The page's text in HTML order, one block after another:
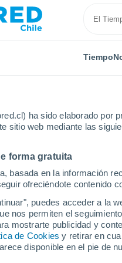
ha sido elaborado por
sitio web mediante las
forma gratuita
basada en la información
ofreciéndote contenido
puedes acceder a la
nos permiten el
mostrarte publicidad y
de Cookies y retirar en
disponible en el pie de
Tiempo
Provincia de Sevilla
en Las
horas